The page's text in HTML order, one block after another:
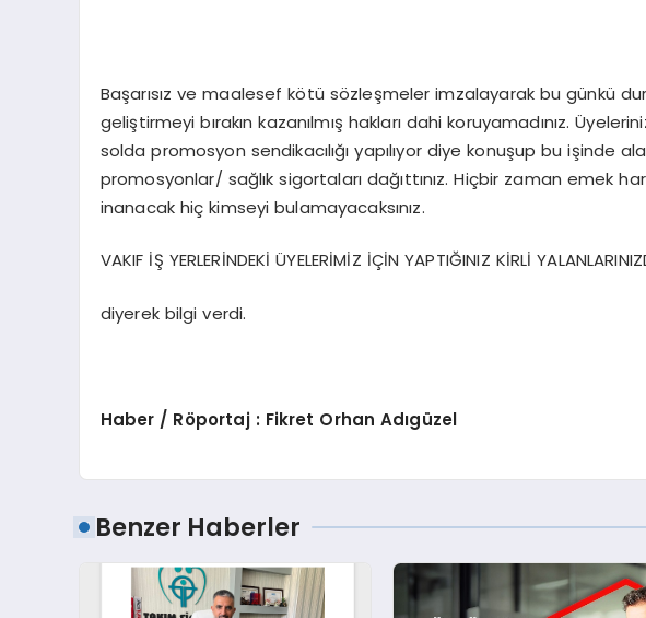
Başarısız ve maalesef kötü sözleşmeler imzalayarak bu günkü
geliştirmeyi bırakın kazanılmış hakları dahi koruyamadınız.
solda promosyon sendikacılığı yapılıyor diye konuşup bu işinde
promosyonlar/ sağlık sigortaları dağıttınız. Hiçbir zaman emek
inanacak hiç kimseyi bulamayacaksınız.
VAKIF İŞ YERLERİNDEKİ ÜYELERİMİZ İÇİN YAPTIĞINIZ KİRLİ
diyerek bilgi verdi.
Haber / Röportaj : Fikret Orhan Adıgüzel
Benzer Haberler